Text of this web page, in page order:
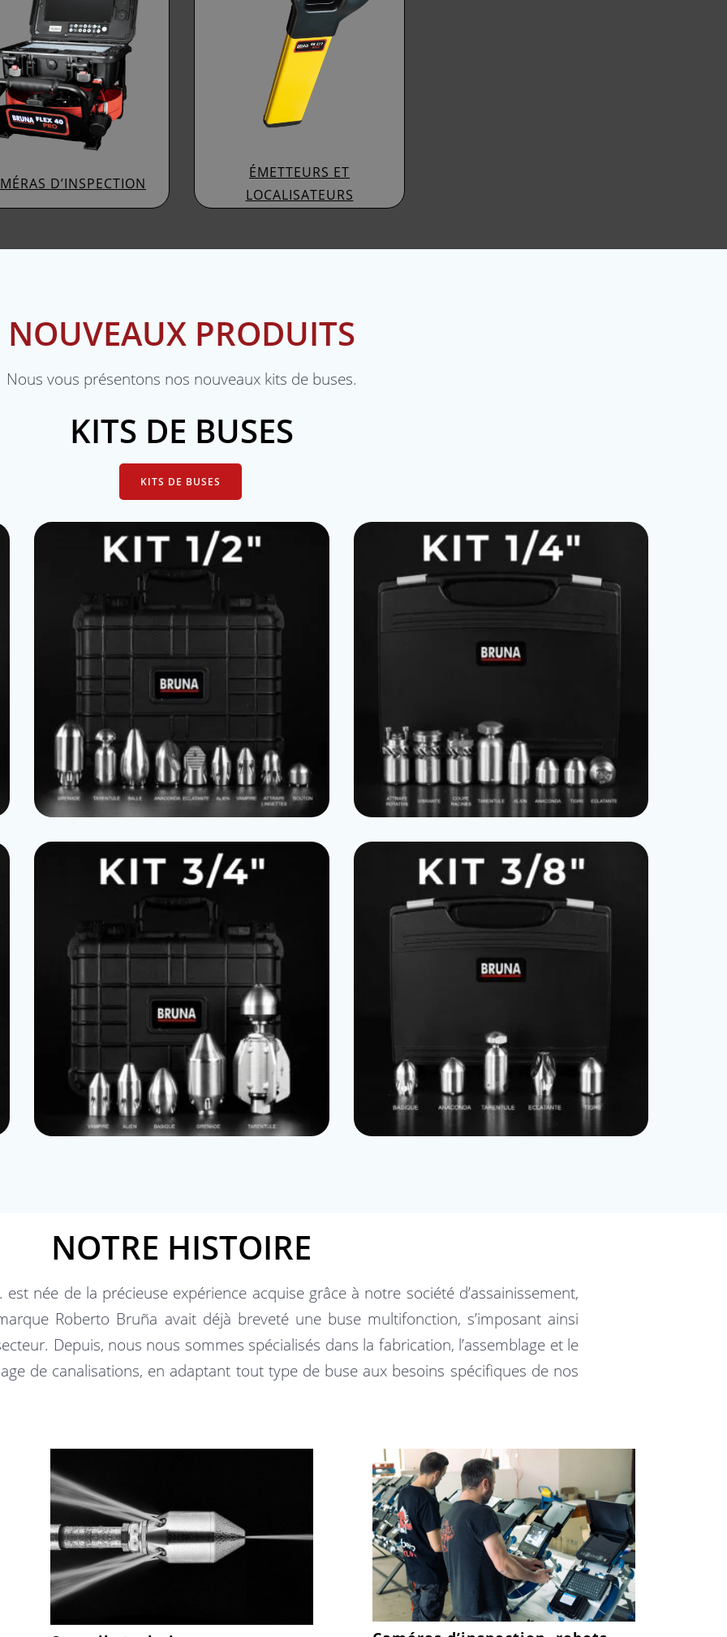
D’INSPECTION
ÉMETTEURS ET
LOCALISATEURS
NOUVEAUX PRODUITS
Nous vous présentons nos nouveaux kits de buses.
KITS DE BUSES
KITS DE BUSES
NOTRE HISTOIRE
est née de la précieuse expérience acquise grâce à notre société d’assainissement,
Roberto Bruña avait déjà breveté une buse multifonction, s’imposant ainsi
Depuis, nous nous sommes spécialisés dans la fabrication, l’assemblage et le
de canalisations, en adaptant tout type de buse aux besoins spécifiques de nos